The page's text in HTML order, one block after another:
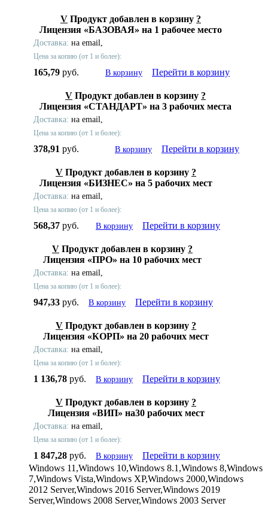
V Продукт добавлен в корзину ?
Лицензия «БАЗОВАЯ» на 1 рабочее место
Доставка: на email,
Цена за копию (от 1 и более):
165,79 руб. В корзину Перейти в корзину
V Продукт добавлен в корзину ?
Лицензия «СТАНДАРТ» на 3 рабочих места
Доставка: на email,
Цена за копию (от 1 и более):
378,91 руб. В корзину Перейти в корзину
V Продукт добавлен в корзину ?
Лицензия «БИЗНЕС» на 5 рабочих мест
Доставка: на email,
Цена за копию (от 1 и более):
568,37 руб. В корзину Перейти в корзину
V Продукт добавлен в корзину ?
Лицензия «ПРО» на 10 рабочих мест
Доставка: на email,
Цена за копию (от 1 и более):
947,33 руб. В корзину Перейти в корзину
V Продукт добавлен в корзину ?
Лицензия «КОРП» на 20 рабочих мест
Доставка: на email,
Цена за копию (от 1 и более):
1 136,78 руб. В корзину Перейти в корзину
V Продукт добавлен в корзину ?
Лицензия «ВИП» на30 рабочих мест
Доставка: на email,
Цена за копию (от 1 и более):
1 847,28 руб. В корзину
Перейти в корзину
Windows 11,Windows 10,Windows 8.1,Windows 8,Windows
7,Windows Vista,Windows XP,Windows 2000,Windows
2012 Server,Windows 2016 Server,Windows 2019
Server,Windows 2008 Server,Windows 2003 Server